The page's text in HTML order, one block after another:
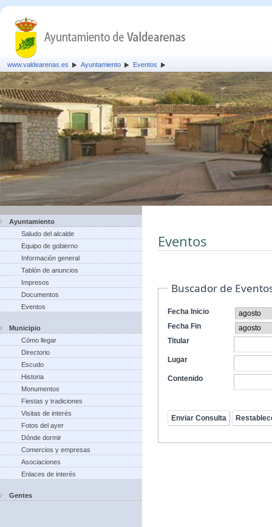
www.valdearenas.es Ayuntamiento Eventos
Ayuntamiento
Saludo del alcalde
Equipo de gobierno
Información general
Tablón de anuncios
Impresos
Documentos
Eventos
Municipio
Cómo llegar
Directorio
Escudo
Historia
Monumentos
Fiestas y tradiciones
Visitas de interés
Fotos del ayer
Dónde dormir
Comercios y empresas
Asociaciones
Enlaces de interés
Gentes
Eventos
Buscador de
Fecha Inicio
Fecha Fin
Titular
Lugar
Contenido